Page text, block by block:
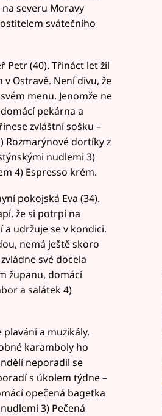
severu Moravy
svátečního
(40). Třináct let žil
Ostravě. Není divu, že
menu. Jenomže ne
pekárna a
zvláštní sošku –
Rozmarýnové dortíky z
nudlemi 3)
4) Espresso krém.
pokojská Eva (34).
že si potrpí na
a udržuje se v kondici.
nemá ještě skoro
své docela
županu, domácí
a salátek 4)
a muzikály.
karamboly ho
neporadil se
s úkolem týdne –
opečená bagetka
3) Pečená